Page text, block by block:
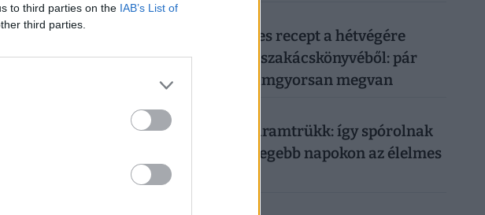
to third parties on the IAB’s List of
third parties.
Bank
2026. augusztus 8.
Két olcsó húsmentes recept a hétvégére
Frank Júlia filléres szakácskönyvéből: pár
száz forintból, villámgyorsan megvan
2026. augusztus 7.
Működik a legális áramtrükk: így spórolnak
tízezreket a legmelegebb napokon az élelmes
magyarok